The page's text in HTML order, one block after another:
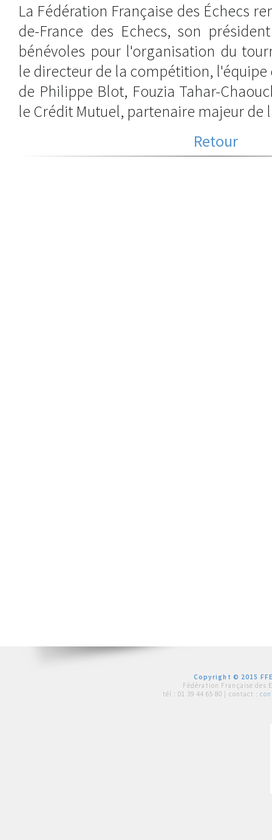
La Fédération Française des Échecs
de-France des Echecs, son
bénévoles pour l'organisation du
le directeur de la compétition,
de Philippe Blot, Fouzia Tahar-
le Crédit Mutuel, partenaire majeur de
Retour
Copyright © 2015
Fédération Française des
tél : 01 39 44 65 80 | contact :